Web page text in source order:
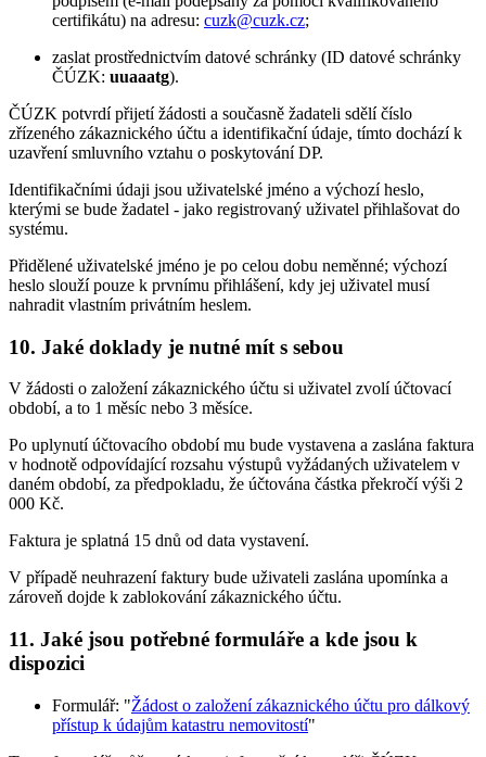
certifikátu) na adresu: cuzk@cuzk.cz;
zaslat prostřednictvím datové schránky (ID datové schránky
ČÚZK: uuaaatg).
ČÚZK potvrdí přijetí žádosti a současně žadateli sdělí číslo
zřízeného zákaznického účtu a identifikační údaje, tímto dochází k
uzavření smluvního vztahu o poskytování DP.
Identifikačními údaji jsou uživatelské jméno a výchozí heslo,
kterými se bude žadatel - jako registrovaný uživatel přihlašovat do
systému.
Přidělené uživatelské jméno je po celou dobu neměnné; výchozí
heslo slouží pouze k prvnímu přihlášení, kdy jej uživatel musí
nahradit vlastním privátním heslem.
10. Jaké doklady je nutné mít s sebou
V žádosti o založení zákaznického účtu si uživatel zvolí účtovací
období, a to 1 měsíc nebo 3 měsíce.
Po uplynutí účtovacího období mu bude vystavena a zaslána faktura
v hodnotě odpovídající rozsahu výstupů vyžádaných uživatelem v
daném období, za předpokladu, že účtována částka překročí výši 2
000 Kč.
Faktura je splatná 15 dnů od data vystavení.
V případě neuhrazení faktury bude uživateli zaslána upomínka a
zároveň dojde k zablokování zákaznického účtu.
11. Jaké jsou potřebné formuláře a kde jsou k
dispozici
Formulář: "Žádost o založení zákaznického účtu pro dálkový
přístup k údajům katastru nemovitostí"